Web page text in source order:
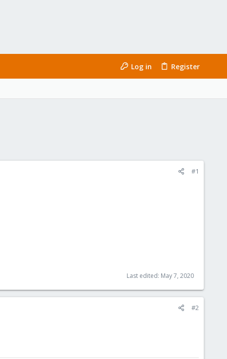
Log in Register
#1
Last edited: May 7, 2020
#2